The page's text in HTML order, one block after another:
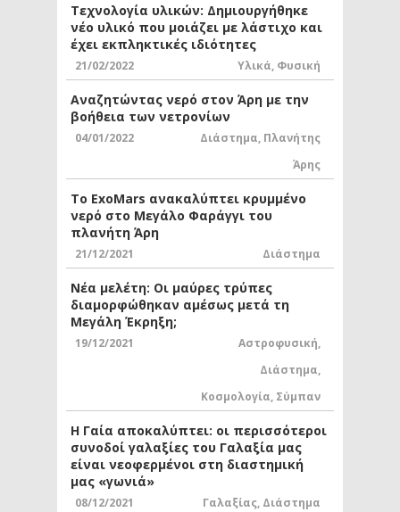
Τεχνολογία υλικών: Δημιουργήθηκε
νέο υλικό που μοιάζει με λάστιχο και
έχει εκπληκτικές ιδιότητες
21/02/2022 Υλικά, Φυσική
Αναζητώντας νερό στον Άρη με την
βοήθεια των νετρονίων
04/01/2022 Διάστημα, Πλανήτης
Άρης
Το ExoMars ανακαλύπτει κρυμμένο
νερό στο Μεγάλο Φαράγγι του
πλανήτη Άρη
21/12/2021 Διάστημα
Νέα μελέτη: Οι μαύρες τρύπες
διαμορφώθηκαν αμέσως μετά τη
Μεγάλη Έκρηξη;
19/12/2021 Αστροφυσική,
Διάστημα,
Κοσμολογία, Σύμπαν
Η Γαία αποκαλύπτει: οι περισσότεροι
συνοδοί γαλαξίες του Γαλαξία μας
είναι νεοφερμένοι στη διαστημική
μας «γωνιά»
08/12/2021 Γαλαξίας, Διάστημα